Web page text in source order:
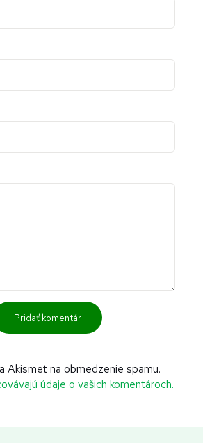
Akismet na obmedzenie spamu.
údaje o vašich komentároch.